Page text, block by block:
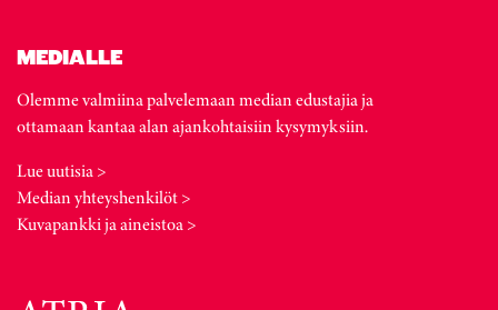
MEDIALLE
Olemme valmiina palvelemaan median edustajia ja
ottamaan kantaa alan ajankohtaisiin kysymyksiin.
Lue uutisia >
Median yhteyshenkilöt >
Kuvapankki ja aineistoa >